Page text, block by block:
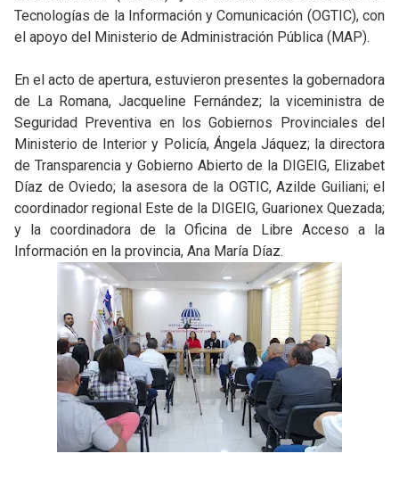
Tecnologías de la Información y Comunicación (OGTIC), con
el apoyo del Ministerio de Administración Pública (MAP).
En el acto de apertura, estuvieron presentes la gobernadora
de La Romana, Jacqueline Fernández; la viceministra de
Seguridad Preventiva en los Gobiernos Provinciales del
Ministerio de Interior y Policía, Ángela Jáquez; la directora
de Transparencia y Gobierno Abierto de la DIGEIG, Elizabet
Díaz de Oviedo; la asesora de la OGTIC, Azilde Guiliani; el
coordinador regional Este de la DIGEIG, Guarionex Quezada;
y la coordinadora de la Oficina de Libre Acceso a la
Información en la provincia, Ana María Díaz.